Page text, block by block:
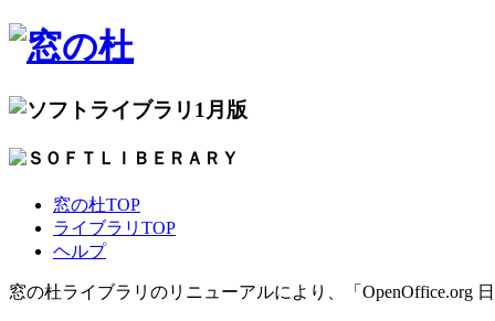
1月版
窓の杜TOP
ライブラリTOP
ヘルプ
窓の杜ライブラリのリニューアルにより、「OpenOffice.org